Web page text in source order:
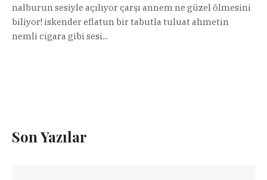
nalburun sesiyle açılıyor çarşı annem ne güzel ölmesini
biliyor! iskender eflatun bir tabutla tuluat ahmetin
nemli cigara gibi sesi...
Son Yazılar